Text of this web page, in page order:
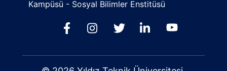
Kampüsü - Sosyal Bilimler Enstitüsü